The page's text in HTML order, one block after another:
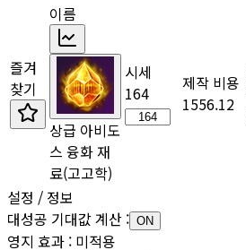
즐겨
찾기
이름
상급 아비도
스 융화 재
료(고고학)
시세
164
제작 비용
1556.12
설정 / 정보
대성공 기대값 계산 : ON
영지 효과 : 미적용